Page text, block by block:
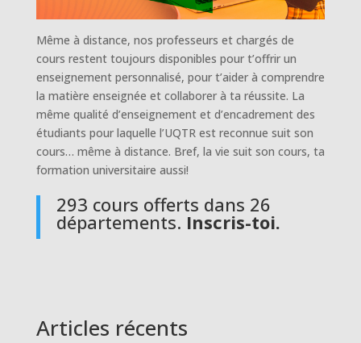
Même à distance, nos professeurs et chargés de
cours restent toujours disponibles pour t’offrir un
enseignement personnalisé, pour t’aider à comprendre
la matière enseignée et collaborer à ta réussite. La
même qualité d’enseignement et d’encadrement des
étudiants pour laquelle l’UQTR est reconnue suit son
cours… même à distance. Bref, la vie suit son cours, ta
formation universitaire aussi!
293 cours offerts dans 26
départements. Inscris-toi.
Articles récents